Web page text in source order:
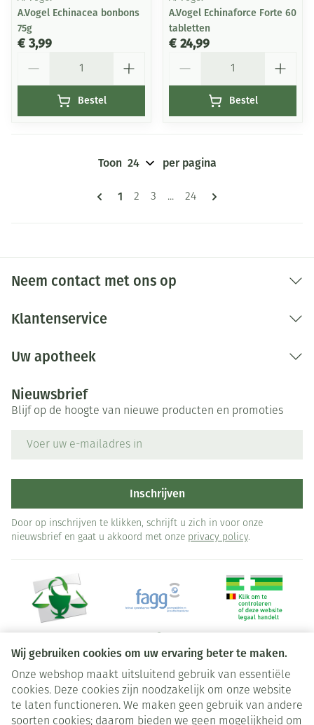
Wij gebruiken cookies om uw ervaring beter te maken.
Onze webshop maakt uitsluitend gebruik van essentiële
cookies. Deze cookies zijn noodzakelijk om onze website
te laten functioneren. We maken geen gebruik van andere
soorten cookies; daarom bieden we geen mogelijkheid om
A.Vogel Echinacea bonbons
75g
€ 3,99
Bestel
A.Vogel Echinaforce Forte 60
tabletten
€ 24,99
Bestel
Pagina's
U lees momenteel pagina
1 Pagina
2 Pagina
3 ... Pagina
24
Toon per pagina
Neem contact met ons op
Klantenservice
Uw apotheek
Nieuwsbrief
Blijf op de hoogte van nieuwe producten en promoties
Inschrijven
Door op inschrijven te klikken, schrijft u zich in voor onze
nieuwsbrief en gaat u akkoord met onze privacy policy.
Juridische links